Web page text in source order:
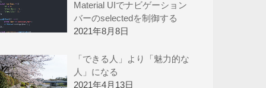
Material UIでナビゲーション
バーのselectedを制御する
2021年8月8日
「できる人」より「魅力的な
人」になる
2021年4月13日